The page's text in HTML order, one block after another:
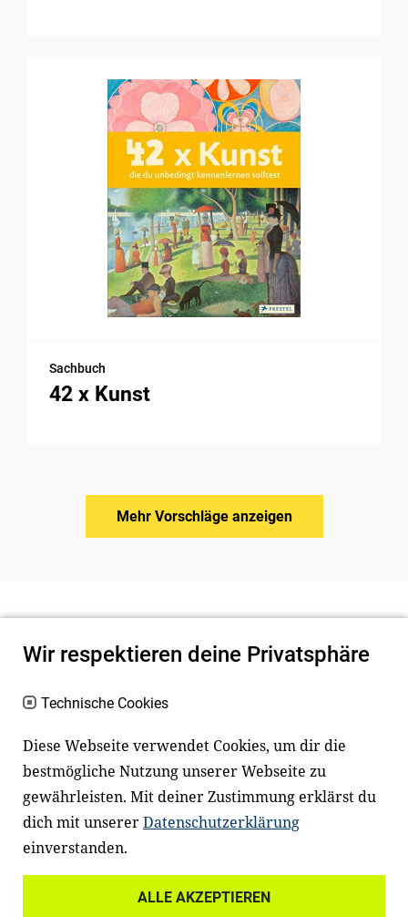
Sachbuch
42 x Kunst
Mehr Vorschläge anzeigen
Newsletter
Facebook LinkedIn
Wir respektieren deine Privatsphäre
Technische Cookies
Diese Webseite verwendet Cookies, um dir die
bestmögliche Nutzung unserer Webseite zu
gewährleisten. Mit deiner Zustimmung erklärst du
dich mit unsererDatenschutzerklärung
einverstanden.
ALLE AKZEPTIEREN